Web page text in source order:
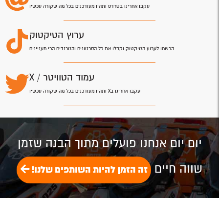
עקבו אחרינו בטרדס ותהיו מעודכנים בכל מה שקורה עכשיו
ערוץ הטיקטוק
הרשמו לערוץ הטיקטוק וקבלו את כל הסרטונים והטרנדים הכי מעניינים
עמוד הטוויטר / X
עקבו אחרינו בX ותהיו מעודכנים בכל מה שקורה עכשיו
יום יום אנחנו פועלים מתוך הבנה שזמן
שווה חיים זה הזמן להיות השותפים שלנו!